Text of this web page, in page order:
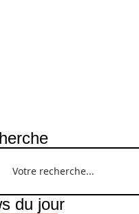
du jour